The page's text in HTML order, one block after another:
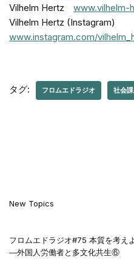
Vilhelm Hertz www.vilhelm-
Vilhelm Hertz (Instagram)
www.instagram.com/
タグ: フロムエドラジオ 社会
New Topics
フロムエドラジオ#75 本質を考え
―外国人労働者と多文化共生⑥